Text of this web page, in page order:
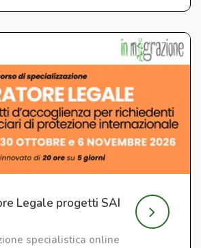
Legale progetti SAI
specialistica online